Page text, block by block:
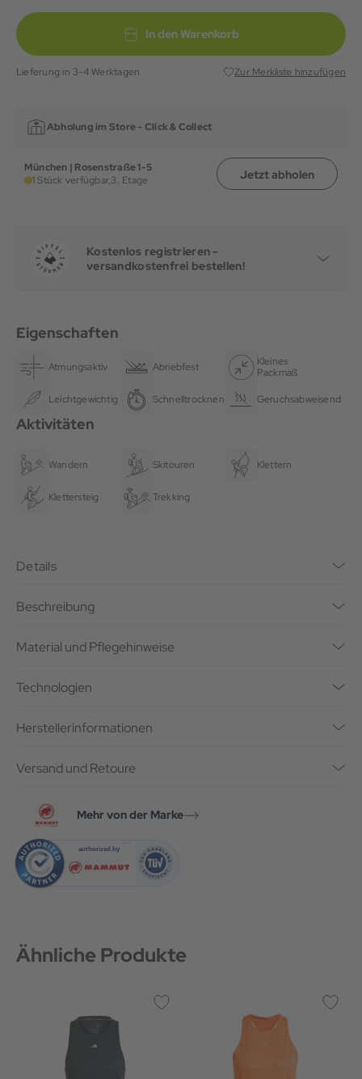
In den Warenkorb
Lieferung in 3-4 Werktagen Zur Merkliste hinzufügen
Abholung im Store - Click & Collect
München | Rosenstraße 1-5
1 Stück verfügbar,3. Etage Jetzt abholen
Kostenlos registrieren -
versandkostenfrei bestellen!
Eigenschaften
Atmungsaktiv Abriebfest
Kleines
Packmaß
Leichtgewichtig Schnelltrocknend Geruchsabweisend
Aktivitäten
Wandern Skitouren Klettern
Klettersteig Trekking
Details
Beschreibung
Material und Pflegehinweise
Technologien
Herstellerinformationen
Versand und Retoure
Mehr von der Marke
Ähnliche Produkte